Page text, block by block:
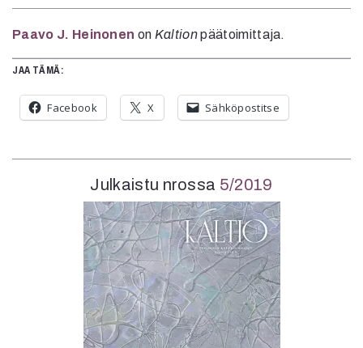
Paavo J. Heinonen on Kaltionpäätoimittaja.
Julkaistu nrossa 5/2019
JAA TÄMÄ:
Facebook X Sähköpostitse